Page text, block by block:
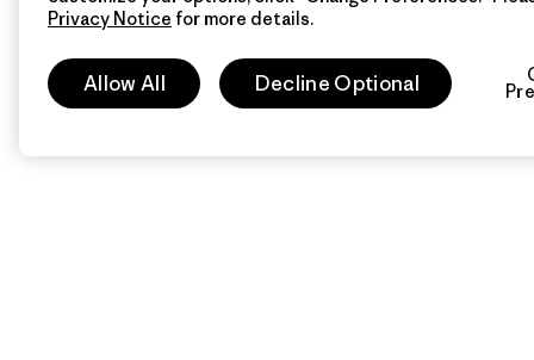
Privacy Notice for more details.
Allow All Decline Optional